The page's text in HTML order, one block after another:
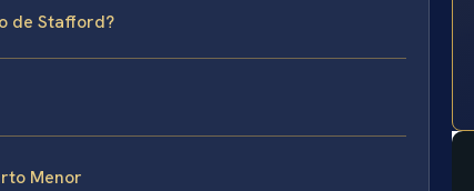
de Stafford?
Menor